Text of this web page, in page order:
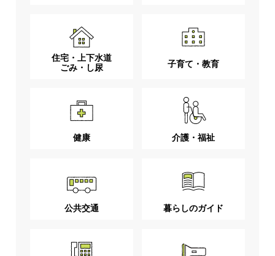
住宅・上下水道
ごみ・し尿
子育て・教育
健康 介護・福祉
公共交通 暮らしのガイド